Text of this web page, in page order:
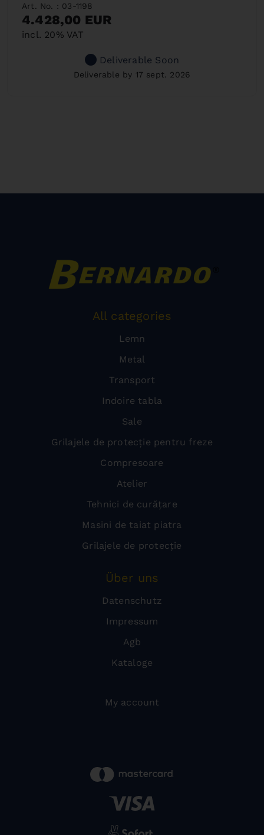
Art. No. : 03-1198
4.428,00 EUR
incl. 20% VAT
Deliverable Soon
Deliverable by 17 sept. 2026
All categories
Lemn
Metal
Transport
Indoire tabla
Sale
Grilajele de protecție pentru freze
Compresoare
Atelier
Tehnici de curățare
Masini de taiat piatra
Grilajele de protecție
Über uns
Datenschutz
Impressum
Agb
Kataloge
My account